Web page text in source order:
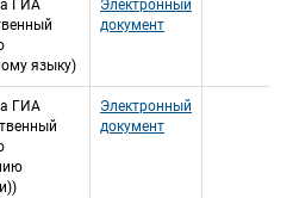
ГИА
языку)
Электронный
документ
ГИА
Электронный
документ